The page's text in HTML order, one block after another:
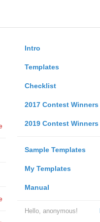
Intro
Templates
Checklist
2017 Contest Winners
2019 Contest Winners
Sample Templates
My Templates
Manual
Hello, anonymous!